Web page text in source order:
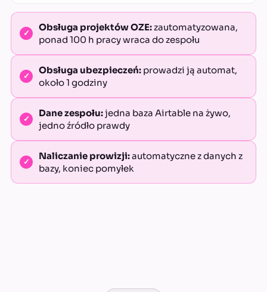
Obsługa projektów OZE:zautomatyzowana,
ponad 100 h pracy wraca do zespołu
Obsługa ubezpieczeń: prowadzi ją automat,
około 1 godziny
Dane zespołu:jedna baza Airtable na żywo,
jedno źródło prawdy
Naliczanie prowizji:automatyczne z danych z
bazy, koniec pomyłek